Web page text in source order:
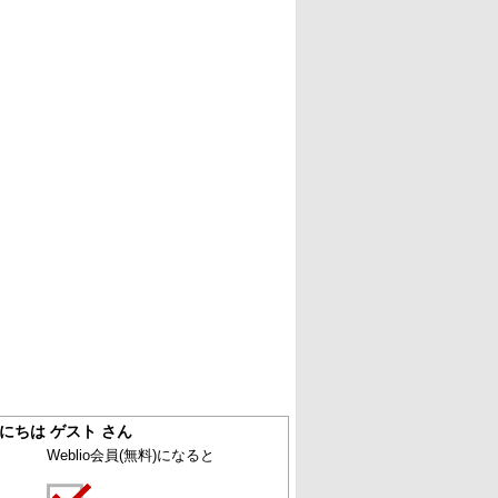
ちは ゲスト さん
Weblio会員(無料)になると